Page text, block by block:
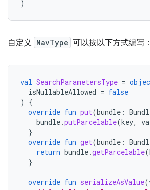
)
自定义 NavType 可以按以下方式编写：
val SearchParametersType =
isNullableAllowed = false
)
{
override fun put(bundle :
bundle.putParcelable(key,
}
override fun get(bundle :
return bundle.getParcelable(
}
override fun serializeAsValue(